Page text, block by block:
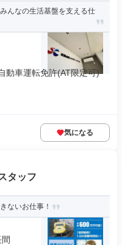
んなの生活基盤を支える仕
動車運転免許(AT限定可)
気になる
タッフ
ないお仕事！